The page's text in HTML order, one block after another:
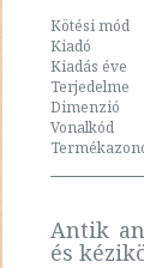
Kötési mód
Kiadó
Kiadás éve
Terjedelme
Dimenzió
Vonalkód
Antik
és